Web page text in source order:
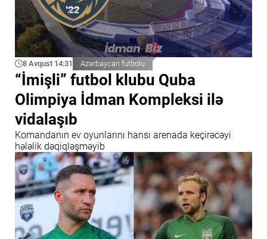
8 Avqust 14:31 Azərbaycan futbolu
“İmişli” futbol klubu Quba
Olimpiya İdman Kompleksi ilə
vidalaşıb
Komandanın ev oyunlarını hansı arenada keçirəcəyi
hələlik dəqiqləşməyib